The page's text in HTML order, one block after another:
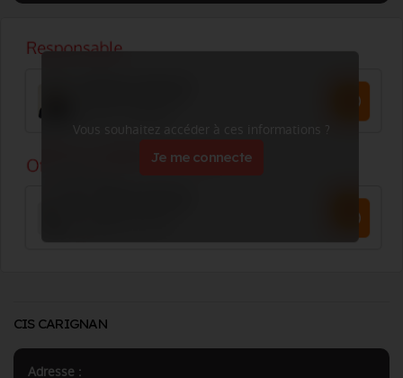
Vous souhaitez accéder à ces informations ?
Je me connecte
CIS CARIGNAN
Adresse :